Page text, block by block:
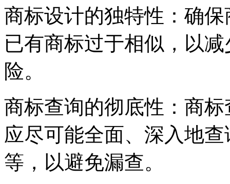
商标设计的独特性‌：确
已有商标过于相似，以
险。
商标查询的彻底性‌：商
应尽可能全面、深入地
等，以避免漏查。